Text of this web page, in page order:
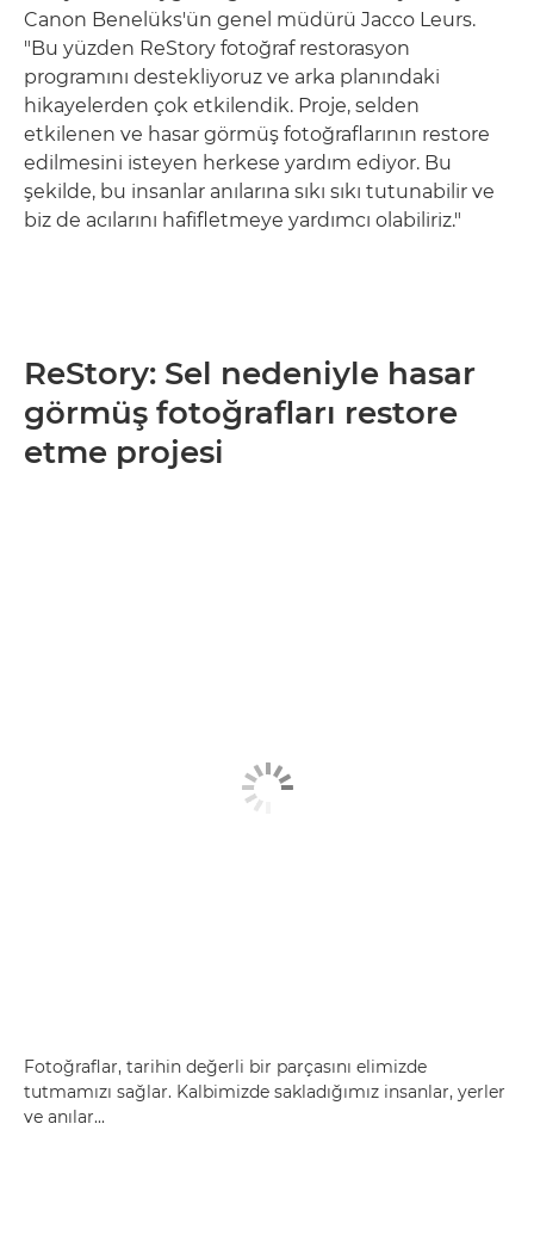
Canon Benelüks'ün genel müdürü Jacco Leurs.
"Bu yüzden ReStory fotoğraf restorasyon
programını destekliyoruz ve arka planındaki
hikayelerden çok etkilendik. Proje, selden
etkilenen ve hasar görmüş fotoğraflarının restore
edilmesini isteyen herkese yardım ediyor. Bu
şekilde, bu insanlar anılarına sıkı sıkı tutunabilir ve
biz de acılarını hafifletmeye yardımcı olabiliriz."
ReStory: Sel nedeniyle hasar
görmüş fotoğrafları restore
etme projesi
Fotoğraflar, tarihin değerli bir parçasını elimizde
tutmamızı sağlar. Kalbimizde sakladığımız insanlar, yerler
ve anılar...